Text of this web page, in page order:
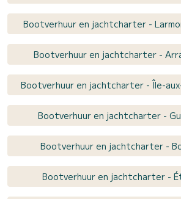
Bootverhuur en jachtcharter -
Bootverhuur en jachtcharter -
Bootverhuur en jachtcharter - Île-
Bootverhuur en jachtcharter -
Bootverhuur en jachtcharter -
Bootverhuur en jachtcharter -